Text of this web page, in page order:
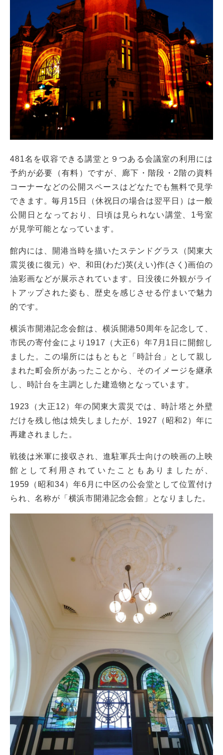
481名を収容できる講堂と９つある会議室の利用には
予約が必要（有料）ですが、廊下・階段・2階の資料
コーナーなどの公開スペースはどなたでも無料で見学
できます。毎月15日（休祝日の場合は翌平日）は一般
公開日となっており、日頃は見られない講堂、1号室
が見学可能となっています。
館内には、開港当時を描いたステンドグラス（関東大
震災後に復元）や、和田(わだ)英(えい)作(さく)画伯の
油彩画などが展示されています。日没後に外観がライ
トアップされた姿も、歴史を感じさせる佇まいで魅力
的です。
横浜市開港記念会館は、横浜開港50周年を記念して、
市民の寄付金により1917（大正6）年7月1日に開館し
ました。この場所にはもともと「時計台」として親し
まれた町会所があったことから、そのイメージを継承
し、時計台を主調とした建造物となっています。
1923（大正12）年の関東大震災では、時計塔と外壁
だけを残し他は焼失しましたが、1927（昭和2）年に
再建されました。
戦後は米軍に接収され、進駐軍兵士向けの映画の上映
館として利用されていたこともありましたが、
1959（昭和34）年6月に中区の公会堂として位置付け
られ、名称が「横浜市開港記念会館」となりました。